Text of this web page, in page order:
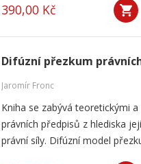
390,00 Kč
Difúzní přezkum
Jaromír Fronc
Kniha se zabývá teoretickými
právních předpisů z hlediska
právní síly. Difúzní model